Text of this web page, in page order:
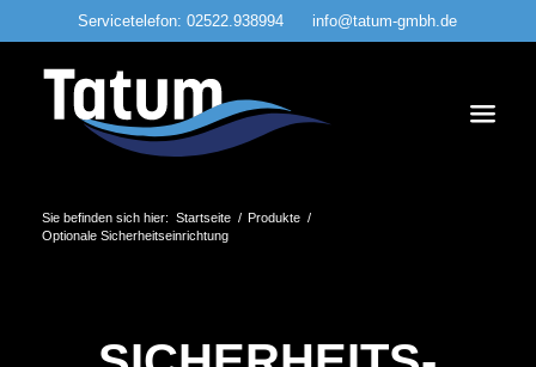
Servicetelefon:02522.938994 info@tatum-gmbh.de
Sie befinden sich hier: Startseite / Produkte /
Optionale Sicherheitseinrichtung